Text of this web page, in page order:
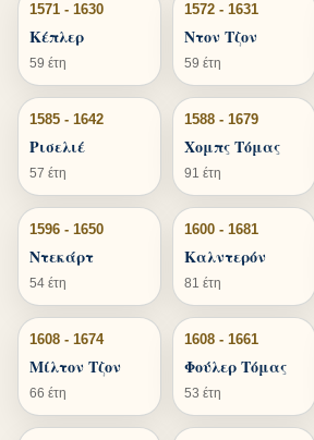
1571 - 1630
Κέπλερ
59 έτη
1572 - 1631
Ντον Τζον
59 έτη
1585 - 1642
Ρισελιέ
57 έτη
1588 - 1679
Χομπς Τόμας
91 έτη
1596 - 1650
Ντεκάρτ
54 έτη
1600 - 1681
Καλντερόν
81 έτη
1608 - 1674
Μίλτον Τζον
66 έτη
1608 - 1661
Φούλερ Τόμας
53 έτη